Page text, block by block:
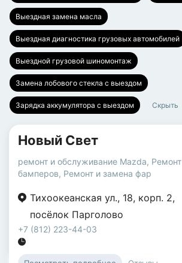
Выездная замена масла
Выездная диагностика грузовых автомобилей
Выездной грузовой шиномонтаж
Замена лобового стекла с выездом
Зарядка аккумулятора с выездом Скрыть
Новый Свет
ремонт и обслуживание Mazda, Ремонт
бамперов, Ремонт и замена фар
Тихоокеанская ул., 18, корп. 2,
посёлок Парголово
+7 (812) 223-44-03